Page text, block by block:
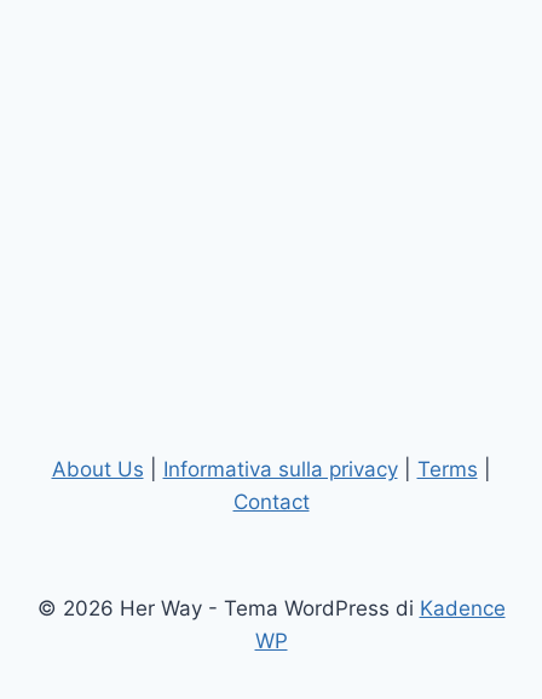
About Us Informativa sulla privacy| Terms
Contact
© 2026 Her Way - Tema WordPress di Kadence
WP